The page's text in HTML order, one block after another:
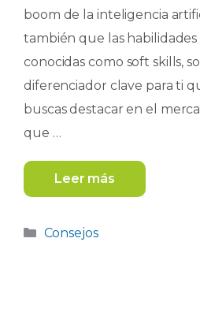
boom de la inteligencia
también que las
conocidas como soft skills,
diferenciador clave para ti
buscas destacar en el
que …
Leer más
Categorías
Consejos